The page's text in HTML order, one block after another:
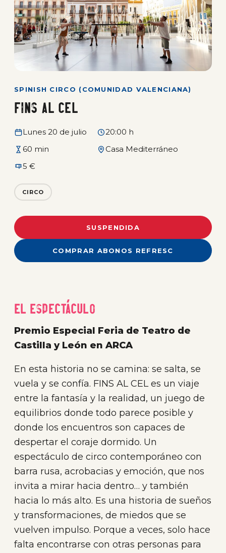
SPINISH CIRCO (COMUNIDAD VALENCIANA)
FINS AL CEL
Lunes 20 de julio
20:00 h
60 min
Casa Mediterráneo
5 €
CIRCO
SUSPENDIDA
COMPRAR ABONOS REFRESC
El espectáculo
Premio Especial Feria de Teatro de
Castilla y León en ARCA
En esta historia no se camina: se salta, se
vuela y se confía. FINS AL CEL es un viaje
entre la fantasía y la realidad, un juego de
equilibrios donde todo parece posible y
donde los encuentros son capaces de
despertar el coraje dormido. Un
espectáculo de circo contemporáneo con
barra rusa, acrobacias y emoción, que nos
invita a mirar hacia dentro… y también
hacia lo más alto. Es una historia de sueños
y transformaciones, de miedos que se
vuelven impulso. Porque a veces, solo hace
falta encontrarse con otras personas para